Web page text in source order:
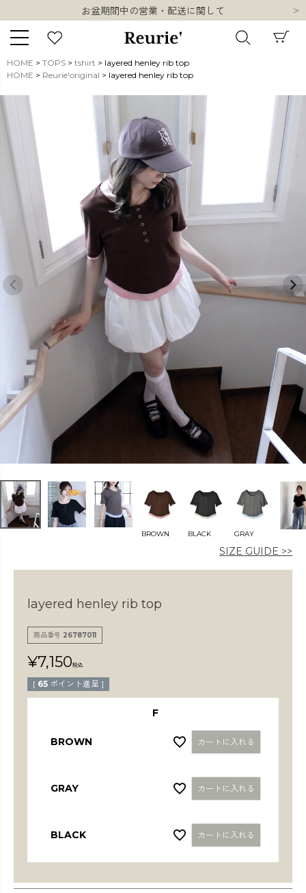
類似ブランド・他社ショップ様との誤認知に関するお願い
熊本県熊本地方を震源とする地震の影響について
お盆期間中の営業・配送に関して
類似ブランド・他社ショップ様との誤認知に関するお願い
キーワード
販売タイプ
再入荷
商品タイプ
ORIGINAL HIT ITEM
カラー
価格
HOME TOPS tshirt
layered henley rib top
HOME
Reurie'original layered henley rib top
BROWN BLACK GRAY
SIZE GUIDE >>
layered henley rib top
商品番号 26787011
¥7,150税込
[ 65 ポイント進呈 ]
F
BROWN カートに入れる
GRAY カートに入れる
BLACK カートに入れる